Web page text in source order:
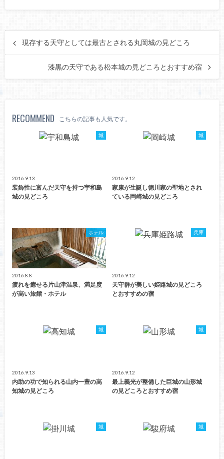
現存する天守としては最古とされる丸岡城の見どころ
漆黒の天守である松本城の見どころとおすすめ宿
RECOMMEND こちらの記事も人気です。
城
2016.9.13
装飾性に富んだ天守を持つ宇和島
城の見どころ
城
2016.9.12
家康が生誕し徳川家の聖地とされ
ている岡崎城の見どころ
ホテル
2016.8.8
疲れを癒せる片山津温泉、満足度
が高い旅館・ホテル
兵庫
2016.9.12
天守群が美しい姫路城の見どころ
とおすすめの宿
城
2016.9.13
内助の功で知られる山内一豊の高
知城の見どころ
城
2016.9.12
最上義光が整備した巨城の山形城
の見どころとおすすめ宿
城 城